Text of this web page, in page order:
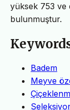
yüksek 753
bulunmuştur.
Badem
Meyve